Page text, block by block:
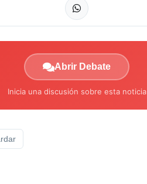
Abrir Debate
Inicia una discusión sobre esta noticia